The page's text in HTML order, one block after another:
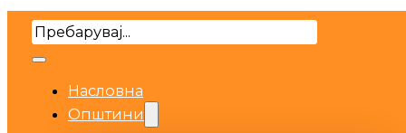
Search
Насловна
Општини